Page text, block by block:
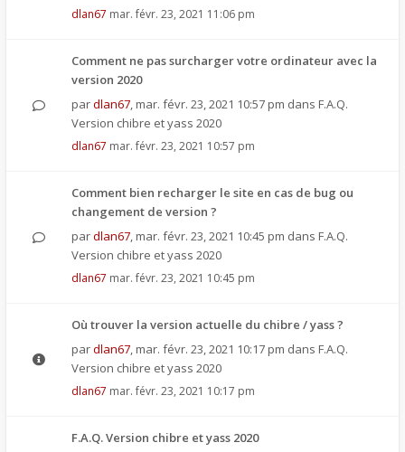
dlan67 mar. févr. 23, 2021 11:06 pm
Comment ne pas surcharger votre ordinateur avec la
version 2020
pardlan67, mar. févr. 23, 2021 10:57 pm dans F.A.Q.
Version chibre et yass 2020
dlan67 mar. févr. 23, 2021 10:57 pm
Comment bien recharger le site en cas de bug ou
changement de version ?
pardlan67, mar. févr. 23, 2021 10:45 pm dans F.A.Q.
Version chibre et yass 2020
dlan67 mar. févr. 23, 2021 10:45 pm
Où trouver la version actuelle du chibre / yass ?
pardlan67, mar. févr. 23, 2021 10:17 pm dans F.A.Q.
Version chibre et yass 2020
dlan67 mar. févr. 23, 2021 10:17 pm
F.A.Q. Version chibre et yass 2020